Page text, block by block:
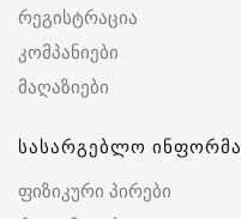
რეგისტრაცია
კომპანიები
მაღაზიები
სასარგებლო
ფიზიკური პირები